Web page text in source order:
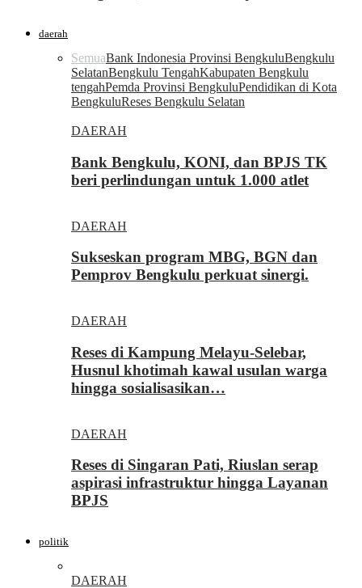
daerah
SemuaBank Indonesia Provinsi BengkuluBengkulu
SelatanBengkulu TengahKabupaten Bengkulu
tengahPemda Provinsi BengkuluPendidikan di Kota
BengkuluReses Bengkulu Selatan
DAERAH
Bank Bengkulu, KONI, dan BPJS TK
beri perlindungan untuk 1.000 atlet
DAERAH
Sukseskan program MBG, BGN dan
Pemprov Bengkulu perkuat sinergi.
DAERAH
Reses di Kampung Melayu-Selebar,
Husnul khotimah kawal usulan warga
hingga sosialisasikan…
DAERAH
Reses di Singaran Pati, Riuslan serap
aspirasi infrastruktur hingga Layanan
BPJS
politik
DAERAH